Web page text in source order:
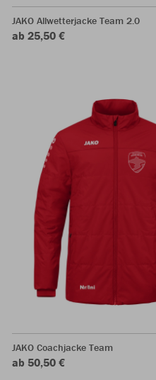
JAKO Allwetterjacke Team 2.0
ab 25,50 €
JAKO Coachjacke Team
ab 50,50 €